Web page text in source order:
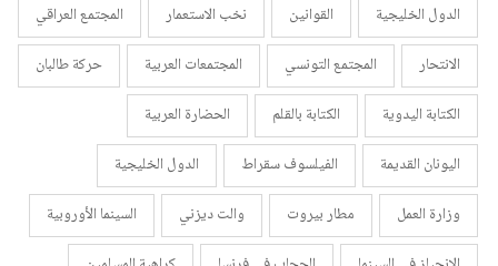
الدول الخليجية
القوانين نخب الاستعمار
المجتمع العراقي
الانتحار
المجتمع التونسي المجتمعات العربية
حركة طالبان
الكتابة اليدوية
الكتابة بالقلم
الحضارة العربية
اليونان القديمة
الفيلسوف سقراط
الدول الخليجية
وزارة العمل
مطار بيروت والت ديزني
السينما الأوروبية